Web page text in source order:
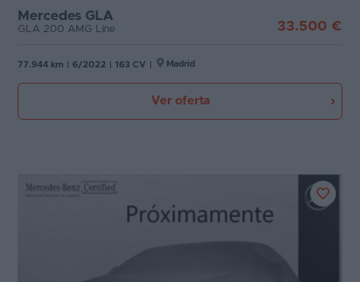
Mercedes GLA
GLA 200 AMG Line 33.500 €
77.944 km 6/2022 163 CV Madrid
Ver oferta